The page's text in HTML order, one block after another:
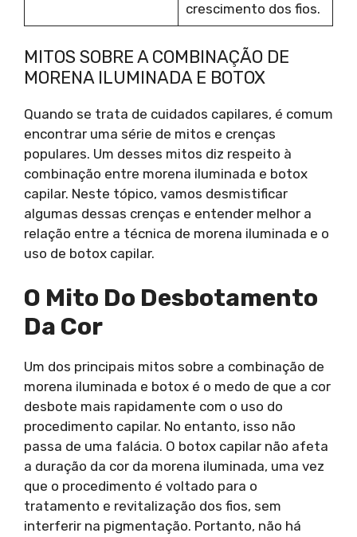
crescimento dos fios.
MITOS SOBRE A COMBINAÇÃO DE
MORENA ILUMINADA E BOTOX
Quando se trata de cuidados capilares, é comum
encontrar uma série de mitos e crenças
populares. Um desses mitos diz respeito à
combinação entre morena iluminada e botox
capilar. Neste tópico, vamos desmistificar
algumas dessas crenças e entender melhor a
relação entre a técnica de morena iluminada e o
uso de botox capilar.
O Mito Do Desbotamento
Da Cor
Um dos principais mitos sobre a combinação de
morena iluminada e botox é o medo de que a cor
desbote mais rapidamente com o uso do
procedimento capilar. No entanto, isso não
passa de uma falácia. O botox capilar não afeta
a duração da cor da morena iluminada, uma vez
que o procedimento é voltado para o
tratamento e revitalização dos fios, sem
interferir na pigmentação. Portanto, não há